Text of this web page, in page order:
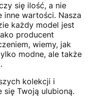
się ilość, a nie
inne wartości. Nasza
każdy model jest
producent
wiemy, jak
modne, ale także
kolekcji i
się Twoją ulubioną.